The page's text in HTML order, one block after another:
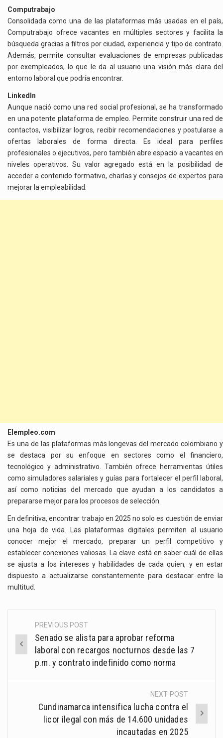
Computrabajo
Consolidada como una de las plataformas más usadas en el país,
Computrabajo ofrece vacantes en múltiples sectores y facilita la
búsqueda gracias a filtros por ciudad, experiencia y tipo de contrato.
Además, permite consultar evaluaciones de empresas publicadas
por exempleados, lo que le da al usuario una visión más clara del
entorno laboral que podría encontrar.
LinkedIn
Aunque nació como una red social profesional, se ha transformado
en una potente plataforma de empleo. Permite construir una red de
contactos, visibilizar logros, recibir recomendaciones y postularse a
ofertas laborales de forma directa. Es ideal para perfiles
profesionales o ejecutivos, pero también abre espacio a vacantes en
niveles operativos. Su valor agregado está en la posibilidad de
acceder a contenido formativo, charlas y consejos de expertos para
mejorar la empleabilidad.
Elempleo.com
Es una de las plataformas más longevas del mercado colombiano y
se destaca por su enfoque en sectores como el financiero,
tecnológico y administrativo. También ofrece herramientas útiles
como simuladores salariales y guías para fortalecer el perfil laboral,
así como noticias del mercado que ayudan a los candidatos a
prepararse mejor para los procesos de selección.
En definitiva, encontrar trabajo en 2025 no solo es cuestión de enviar
una hoja de vida. Las plataformas digitales permiten al usuario
conocer mejor el mercado, preparar un perfil competitivo y
establecer conexiones valiosas. La clave está en saber cuál de ellas
se ajusta a los intereses y habilidades de cada quien, y en estar
dispuesto a actualizarse constantemente para destacar entre la
multitud.
Post
navigation
PREVIOUS POST
Senado se alista para aprobar reforma
laboral con recargos nocturnos desde las 7
p.m. y contrato indefinido como norma
NEXT POST
Cundinamarca intensifica lucha contra el
licor ilegal con más de 14.600 unidades
incautadas en 2025